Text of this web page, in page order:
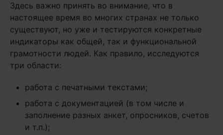
Здесь важно принять во внимание, что в
настоящее время во многих странах не только
существуют, но уже и тестируются конкретные
индикаторы как общей, так и функциональной
грамотности людей. Как правило, исследуются
три области:
работа с печатными текстами;
работа с документацией (в том числе и
заполнение разных анкет, опросников, счетов
и т.п.);